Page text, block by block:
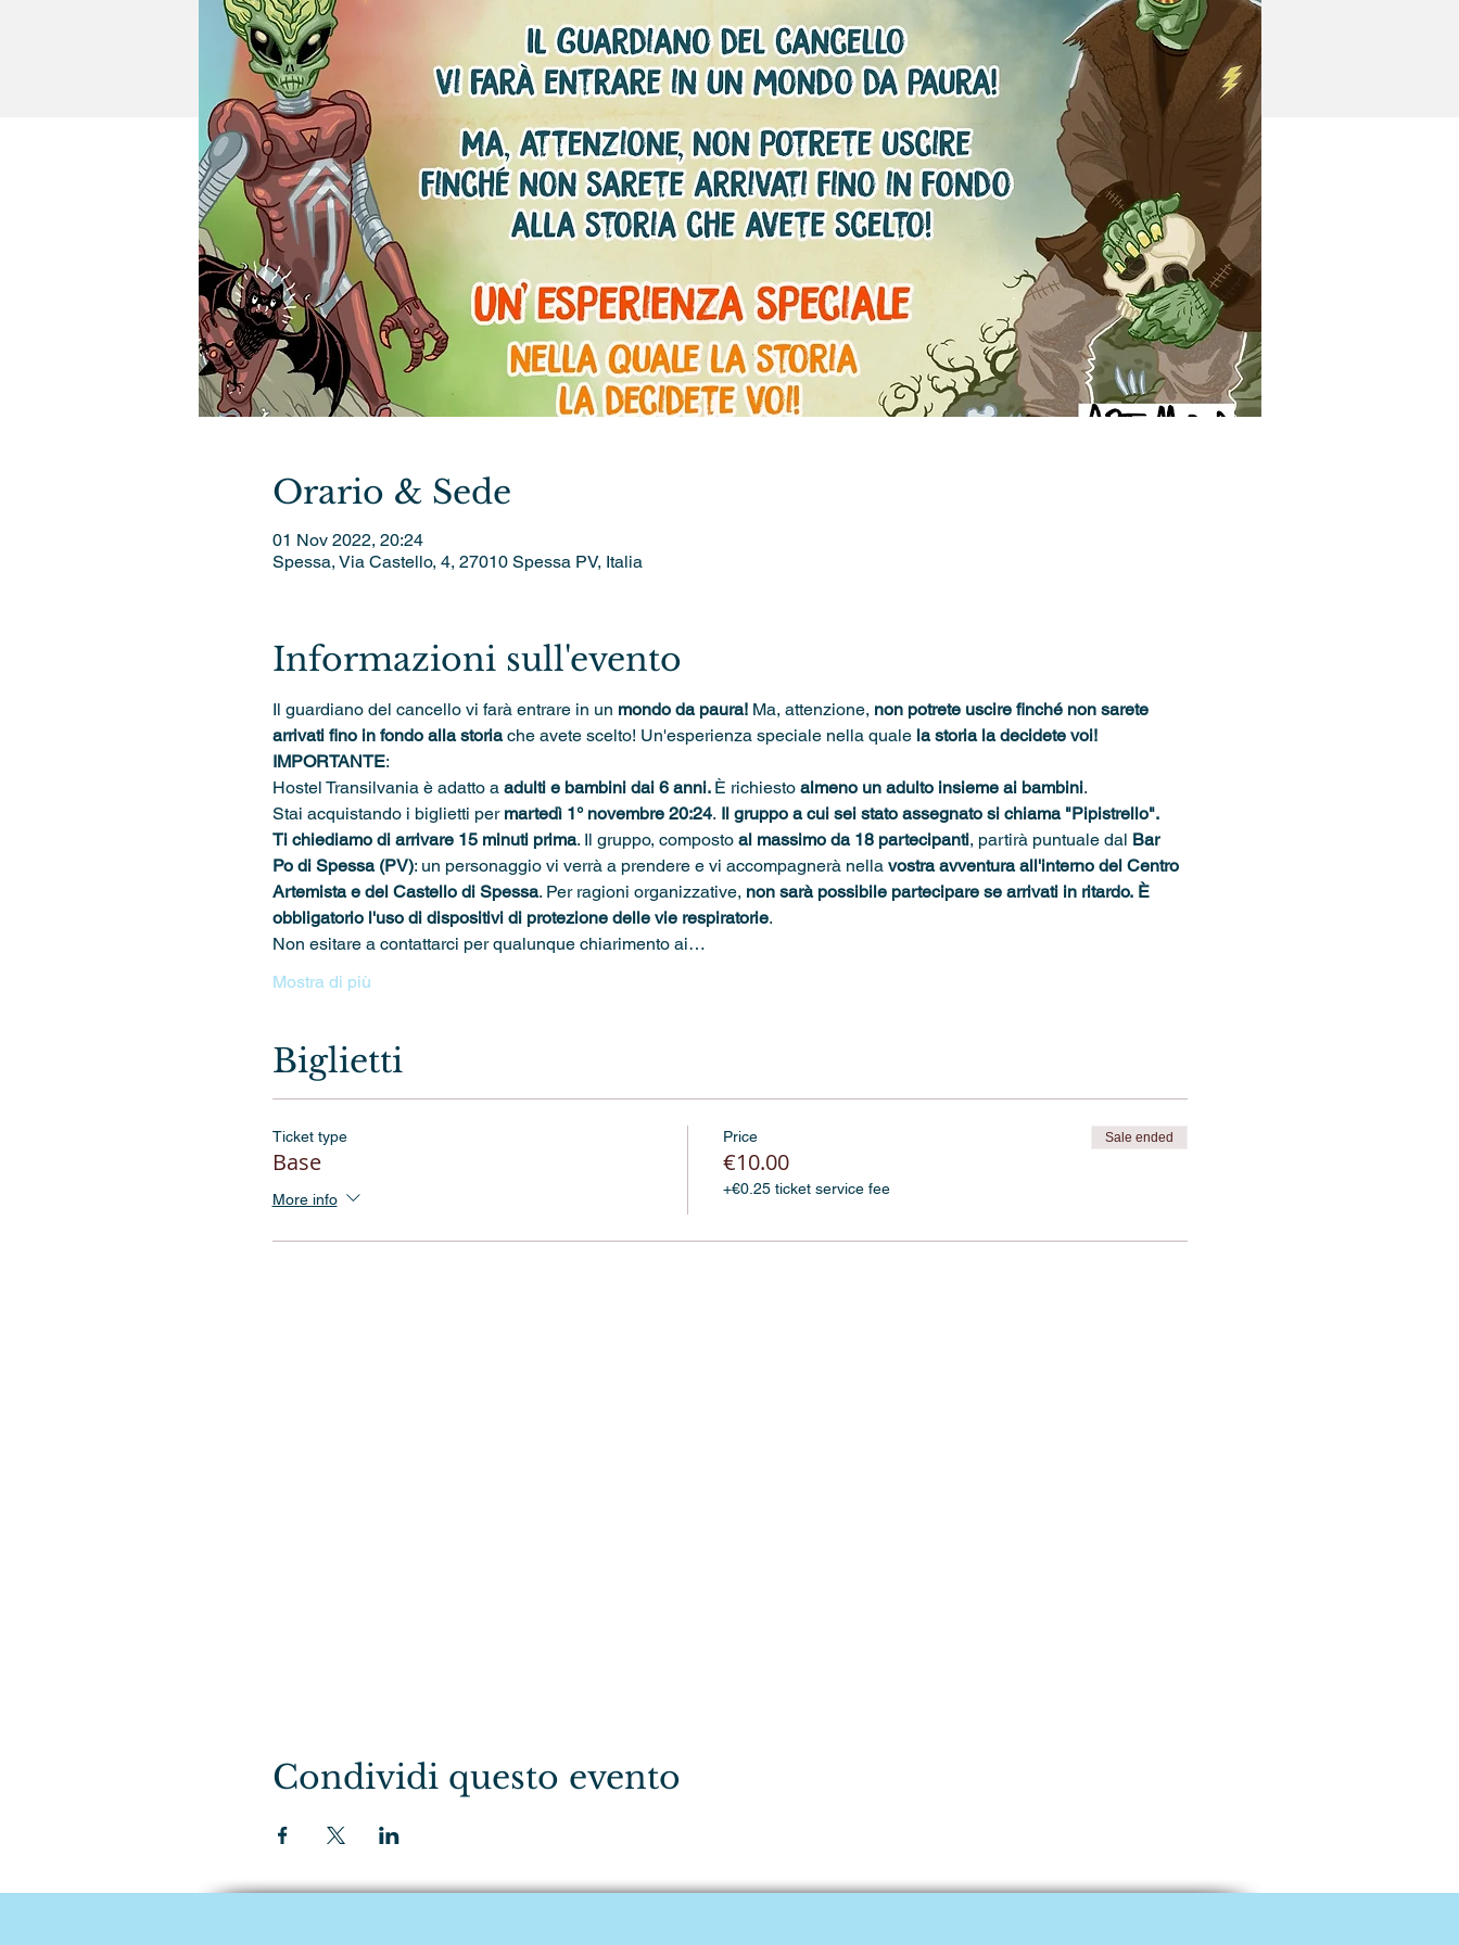
Orario & Sede
01 Nov 2022, 20:24
Spessa, Via Castello, 4, 27010 Spessa PV, Italia
Informazioni sull'evento
Il guardiano del cancello vi farà entrare in un mondo da paura! Ma, attenzione, non potrete uscire finché non sarete
arrivati fino in fondo alla storia che avete scelto! Un'esperienza speciale nella quale la storia la decidete voi!
IMPORTANTE:
Hostel Transilvania è adatto a adulti e bambini dai 6 anni. È richiesto almeno un adulto insieme ai bambini.
Stai acquistando i biglietti per martedì 1° novembre 20:24. Il gruppo a cui sei stato assegnato si chiama "Pipistrello".
Ti chiediamo di arrivare 15 minuti prima. Il gruppo, composto al massimo da 18 partecipanti, partirà puntuale dal Bar
Po di Spessa (PV): un personaggio vi verrà a prendere e vi accompagnerà nella vostra avventura all'interno del Centro
Artemista e del Castello di Spessa. Per ragioni organizzative, non sarà possibile partecipare se arrivati in ritardo. È
obbligatorio l'uso di dispositivi di protezione delle vie respiratorie.
Non esitare a contattarci per qualunque chiarimento ai…
Mostra di più
Biglietti
Ticket type
Base
More info
Price
€10.00
+€0.25 ticket service fee
Sale ended
Condividi questo evento